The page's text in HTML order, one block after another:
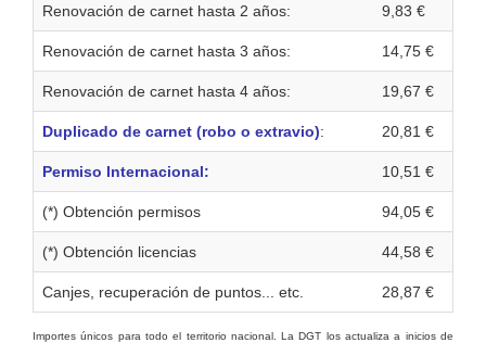
Renovación de carnet hasta 2 años: 9,83 €
Renovación de carnet hasta 3 años: 14,75 €
Renovación de carnet hasta 4 años: 19,67 €
Duplicado de carnet (robo o extravio): 20,81 €
Permiso Internacional: 10,51 €
(*) Obtención permisos 94,05 €
(*) Obtención licencias 44,58 €
Canjes, recuperación de puntos... etc. 28,87 €
Importes únicos para todo el territorio nacional. La DGT los actualiza a inicios de